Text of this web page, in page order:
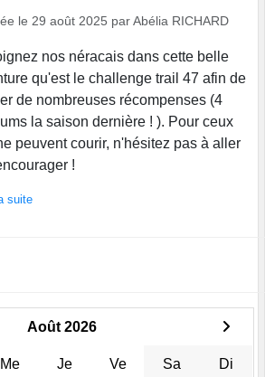
le 29 août 2025 parAbélia RICHARD
nos néracais dans cette belle
qu'est le challenge trail 47 afin de
de nombreuses récompenses (4
la saison dernière ! ). Pour ceux
peuvent courir, n'hésitez pas à aller
!
suite
Août 2026
Me Je Ve Sa Di